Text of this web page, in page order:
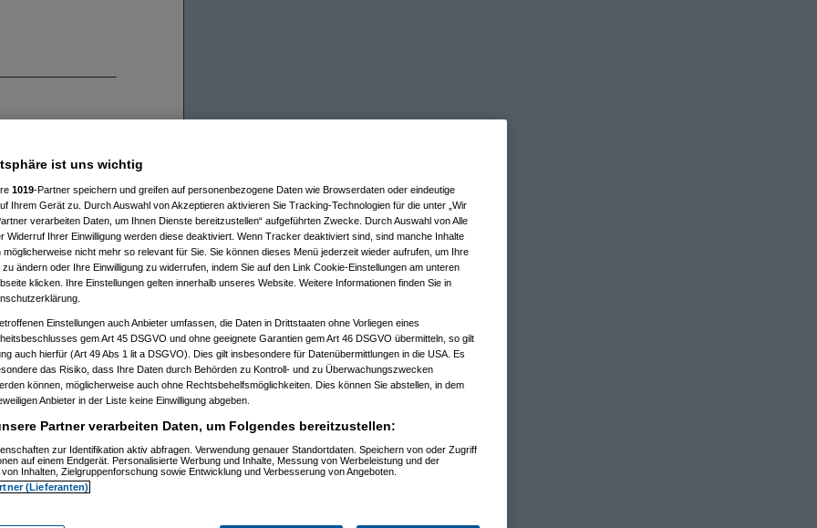
11:32:52)
11:35:10)
12:40:07)
21.12.2008, 12:43:46)
12:46:42)
21.12.2008, 12:48:51)
am 21.12.2008, 15:29:14)
am 21.12.2008, 12:49:41)
am 21.12.2008, 12:59:58)
am 22.12.2008, 19:52:16)
am 22.12.2008, 20:38:25)
am 22.12.2008, 20:56:19)
am 22.12.2008, 21:01:14)
am 22.12.2008, 21:06:19)
am 22.12.2008, 21:26:38)
ist uns wichtig
1019-Partner speichern und greifen auf personenbezogene Daten wie Browserdaten oder eindeutige
Ihrem Gerät zu. Durch Auswahl von Akzeptieren aktivieren Sie Tracking-Technologien für die unter „Wir
verarbeiten Daten, um Ihnen Dienste bereitzustellen“ aufgeführten Zwecke. Durch Auswahl von Alle
Widerruf Ihrer Einwilligung werden diese deaktiviert. Wenn Tracker deaktiviert sind, sind manche Inhalte
möglicherweise nicht mehr so relevant für Sie. Sie können dieses Menü jederzeit wieder aufrufen, um Ihre
zu ändern oder Ihre Einwilligung zu widerrufen, indem Sie auf den Link Cookie-Einstellungen am unteren
klicken. Ihre Einstellungen gelten innerhalb unseres Website. Weitere Informationen finden Sie in
Einstellungen auch Anbieter umfassen, die Daten in Drittstaaten ohne Vorliegen eines
gem Art 45 DSGVO und ohne geeignete Garantien gem Art 46 DSGVO übermitteln, so gilt
auch hierfür (Art 49 Abs 1 lit a DSGVO). Dies gilt insbesondere für Datenübermittlungen in die USA. Es
das Risiko, dass Ihre Daten durch Behörden zu Kontroll- und zu Überwachungszwecken
können, möglicherweise auch ohne Rechtsbehelfsmöglichkeiten. Dies können Sie abstellen, in dem
Anbieter in der Liste keine Einwilligung abgeben.
Partner verarbeiten Daten, um Folgendes bereitzustellen:
zur Identifikation aktiv abfragen. Verwendung genauer Standortdaten. Speichern von oder Zugriff
auf einem Endgerät. Personalisierte Werbung und Inhalte, Messung von Werbeleistung und der
Inhalten, Zielgruppenforschung sowie Entwicklung und Verbesserung von Angeboten.
(Lieferanten)